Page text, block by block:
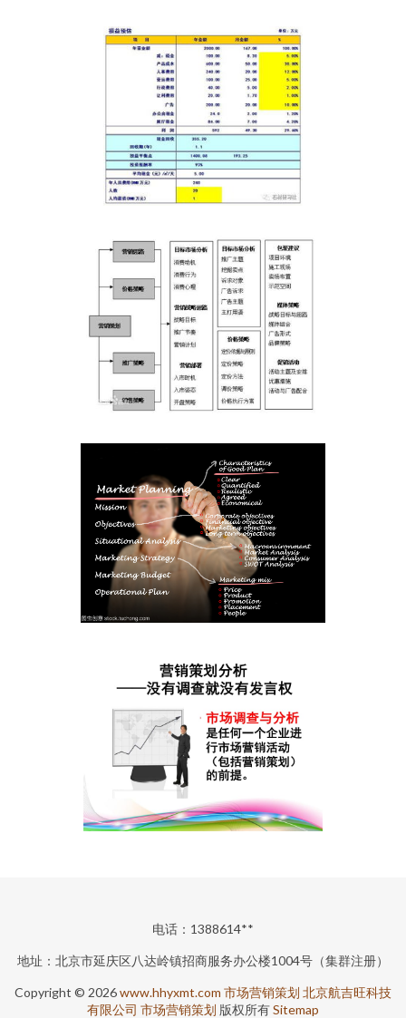
电话：1388614**
地址：北京市延庆区八达岭镇招商服务办公楼1004号（集群注册）
Copyright © 2026www.hhyxmt.com 市场营销策划 北京航吉旺科技
有限公司 市场营销策划 版权所有Sitemap